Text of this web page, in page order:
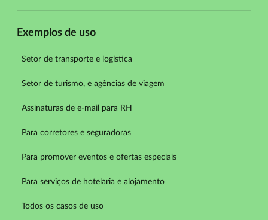
Exemplos de uso
Setor de transporte e logística
Setor de turismo, e agências de viagem
Assinaturas de e-mail para RH
Para corretores e seguradoras
Para promover eventos e ofertas especiais
Para serviços de hotelaria e alojamento
Todos os casos de uso